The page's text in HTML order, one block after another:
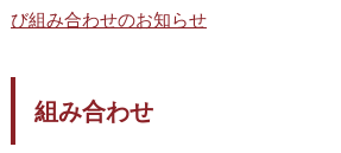
び組み合わせのお知らせ
組み合わせ